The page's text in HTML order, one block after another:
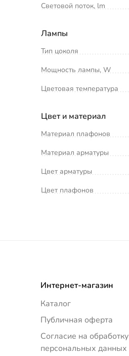
Световой поток, lm
Лампы
Тип цоколя
Мощность лампы, W
Цветовая температура
Цвет и материал
Материал плафонов
Материал арматуры
Цвет арматуры
Цвет плафонов
Интернет-магазин
Каталог
Публичная оферта
Согласие на обработку
персональных данных